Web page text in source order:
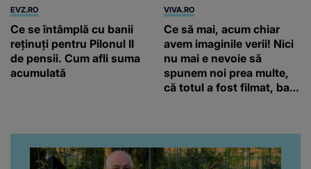
EVZ.RO
Ce se întâmplă cu banii
reținuți pentru Pilonul II
de pensii. Cum afli suma
acumulată
VIVA.RO
Ce să mai, acum chiar
avem imaginile verii! Nici
nu mai e nevoie să
spunem noi prea multe,
că totul a fost filmat, ba
da, frumoasa iubită a lui
Florin Ristei e...